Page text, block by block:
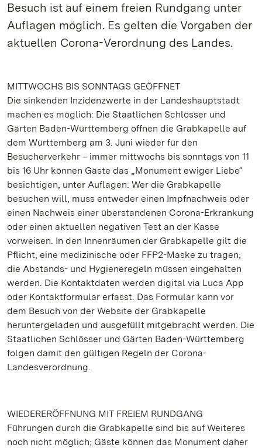
Besuch ist auf einem freien Rundgang unter
Auflagen möglich. Es gelten die Vorgaben der
aktuellen Corona-Verordnung des Landes.
MITTWOCHS BIS SONNTAGS GEÖFFNET
Die sinkenden Inzidenzwerte in der Landeshauptstadt
machen es möglich: Die Staatlichen Schlösser und
Gärten Baden-Württemberg öffnen die Grabkapelle auf
dem Württemberg am 3. Juni wieder für den
Besucherverkehr ‒ immer mittwochs bis sonntags von 11
bis 16 Uhr können Gäste das „Monument ewiger Liebe“
besichtigen, unter Auflagen: Wer die Grabkapelle
besuchen will, muss entweder einen Impfnachweis oder
einen Nachweis einer überstandenen Corona-Erkrankung
oder einen aktuellen negativen Test an der Kasse
vorweisen. In den Innenräumen der Grabkapelle gilt die
Pflicht, eine medizinische oder FFP2-Maske zu tragen;
die Abstands- und Hygieneregeln müssen eingehalten
werden. Die Kontaktdaten werden digital via Luca App
oder Kontaktformular erfasst. Das Formular kann vor
dem Besuch von der Website der Grabkapelle
heruntergeladen und ausgefüllt mitgebracht werden. Die
Staatlichen Schlösser und Gärten Baden-Württemberg
folgen damit den gültigen Regeln der Corona-
Landesverordnung.
WIEDERERÖFFNUNG MIT FREIEM RUNDGANG
Führungen durch die Grabkapelle sind bis auf Weiteres
noch nicht möglich; Gäste können das Monument daher